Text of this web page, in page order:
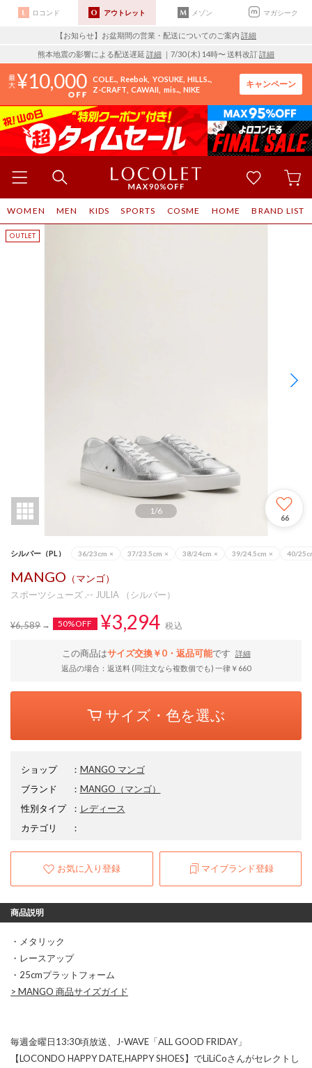
ロコンド アウトレット メゾン マガシーク
【お知らせ】お盆期間の営業・配送についてのご案内 詳細
熊本地震の影響による配送遅延 詳細 ｜7/30 (木) 14時〜 送料改訂詳細
10,000 COLE.. Reebok YOSUKE HILLS..
Z-CRAFT CAWAII mis.. NIKE
キャンペーン
WOMEN MEN KIDS SPORTS COSME HOME BRAND LIST
1/6
66
シルバー（PL） 36/23cm × 37/23.5cm × 38/24cm × 39/24.5cm × 40/
MANGO （マンゴ）
スポーツシューズ .-- JULIA （シルバー）
¥6,589 50%OFF ¥3,294 税込
この商品はサイズ交換￥0・返品可能です
詳細
返品の場合：返送料 (同注文なら複数個でも) 一律￥660
サイズ・色を選ぶ
ショップ ： MANGO マンゴ
ブランド
： MANGO （マンゴ）
性別タイプ
： レディース
カテゴリ
：
お気に入り登録 マイブランド登録
商品説明
・メタリック
・レースアップ
・25cmプラットフォーム
> MANGO 商品サイズガイド
毎週金曜日13:30頃放送、J-WAVE「ALL GOOD FRIDAY」
【LOCONDO HAPPY DATE,HAPPY SHOES】でLiLiCoさんがセレクトし